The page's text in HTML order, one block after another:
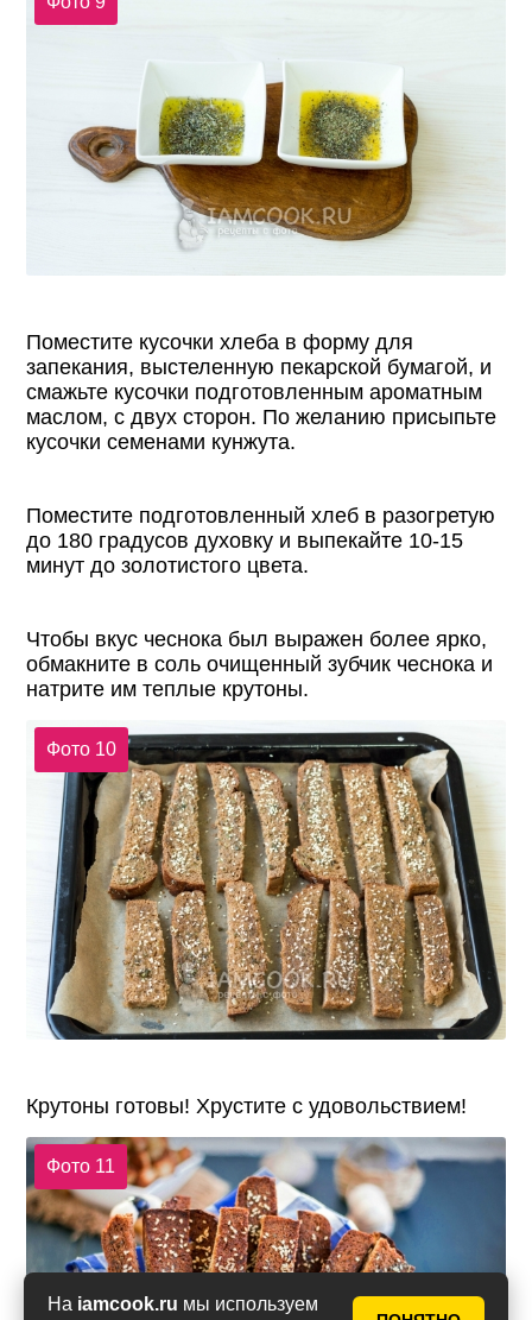
На iamcook.ru мы используем
Поместите кусочки хлеба в форму для
запекания, выстеленную пекарской бумагой, и
смажьте кусочки подготовленным ароматным
маслом, с двух сторон. По желанию присыпьте
кусочки семенами кунжута.
Поместите подготовленный хлеб в разогретую
до 180 градусов духовку и выпекайте 10-15
минут до золотистого цвета.
Чтобы вкус чеснока был выражен более ярко,
обмакните в соль очищенный зубчик чеснока и
натрите им теплые крутоны.
Фото 10
Крутоны готовы! Хрустите с удовольствием!
Фото 11